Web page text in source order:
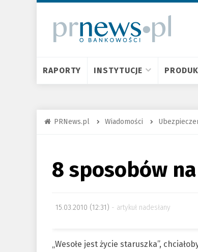
RAPORTY INSTYTUCJE
PRNews.pl Wiadomości
8 sposobów
15.03.2010 (12:31) artykuł nadesłany
„Wesołe jest życie staruszka”,